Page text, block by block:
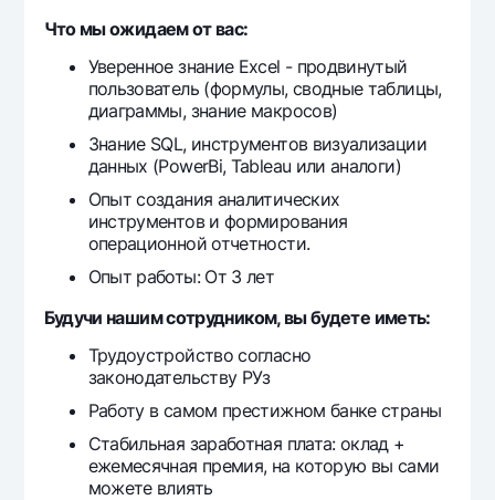
Что мы ожидаем от вас:
Уверенное знание Excel - продвинутый
пользователь (формулы, сводные таблицы,
диаграммы, знание макросов)
Знание SQL, инструментов визуализации
данных (PowerBi, Tableau или аналоги)
Опыт создания аналитических
инструментов и формирования
операционной отчетности.
Опыт работы: От 3 лет
Будучи нашим сотрудником, вы будете иметь:
Трудоустройство согласно
законодательству РУз
Работу в самом престижном банке страны
Стабильная заработная плата: оклад +
ежемесячная премия, на которую вы сами
можете влиять